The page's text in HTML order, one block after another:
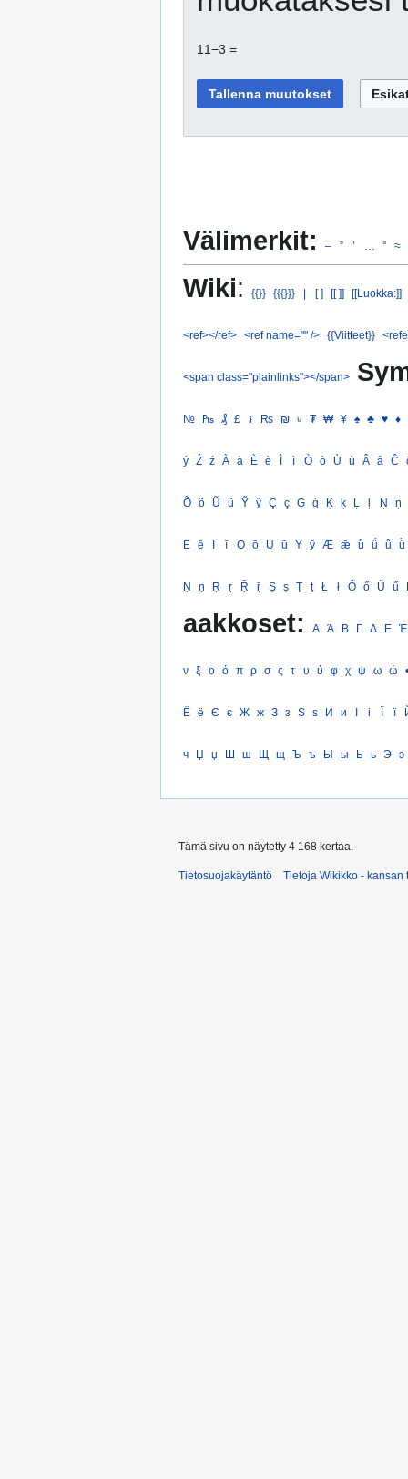
11−3 =
Välimerkit: – ” ’ ° ≈
Wiki: {{}} {{{}}} | [ ] [[ ]] [[Luokka:]]
<ref></ref> <ref name="" /> {{Viitteet}}
<span class="plainlinks"></span>
№ ₧ ₰ £ ៛ ₨ ₪ ৳ ₮ ₩ ¥ ♠ ♣ ♥ ♦
ý Ź ź À à È è Ì ì Ò ò Ù ù Â â Ĉ
Õ õ Ũ ũ Ỹ ỹ Ç ç Ģ ģ Ķ ķ Ļ ļ Ņ ņ
Ē ē Ī ī Ō ō Ū ū Ȳ ȳ Ǣ ǣ ǖ ǘ ǚ ǜ
Ṇ ṇ Ṛ ṛ Ṝ ṝ Ṣ ṣ Ṭ ṭ Ł ł Ő ő Ű ű
aakkoset: Α Ά Β Γ Δ Ε Έ
ν ξ ο ό π ρ σ ς τ υ ύ φ χ ψ ω ώ •
Ё ё Є є Ж ж З з Ѕ ѕ И и І і Ї ї
ч Џ џ Ш ш Щ щ Ъ ъ Ы ы Ь ь Э э
Tämä sivu on näytetty 4 168 kertaa.
Tietosuojakäytäntö Tietoja Wikikko - kansan